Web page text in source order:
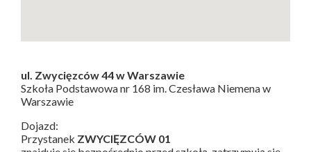
ul. Zwycięzców 44 w Warszawie
Szkoła Podstawowa nr 168 im. Czesława Niemena w
Warszawie
Dojazd:
Przystanek ZWYCIĘZCÓW 01